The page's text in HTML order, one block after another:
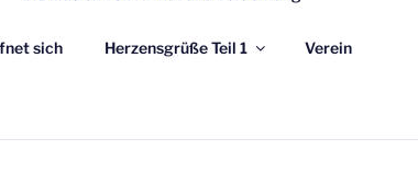
sich Herzensgrüße Teil 1 Verein